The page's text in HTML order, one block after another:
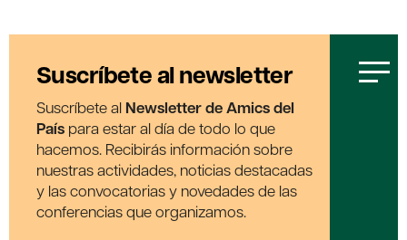
Suscríbete al newsletter
Suscríbete al Newsletter de Amics del
País para estar al día de todo lo que
hacemos. Recibirás información sobre
nuestras actividades, noticias destacadas
y las convocatorias y novedades de las
conferencias que organizamos.